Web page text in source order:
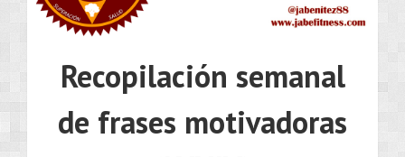
Recopilación semanal
de frases motivadoras